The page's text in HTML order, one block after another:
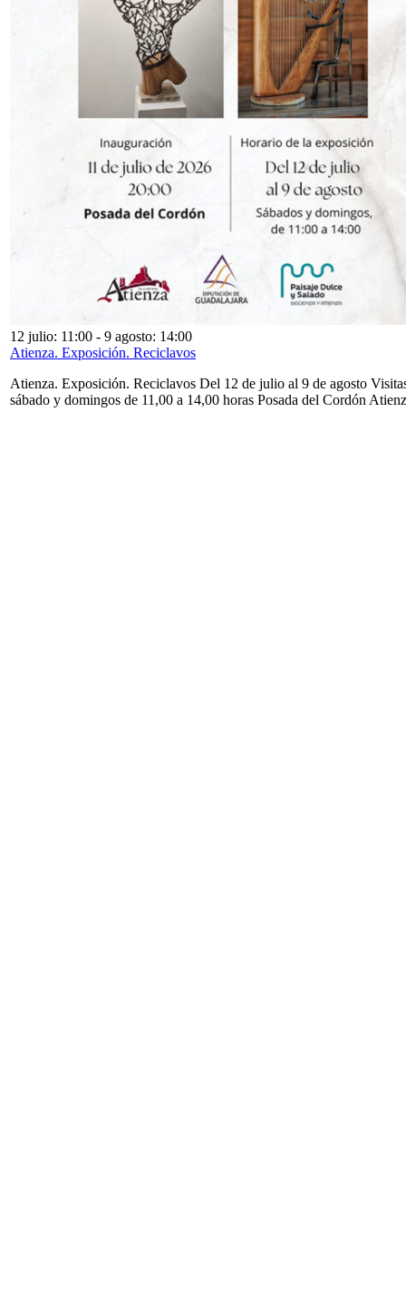
12 julio: 11:00 - 9 agosto: 14:00
Atienza. Exposición. Reciclavos
Atienza. Exposición. Reciclavos Del 12 de julio al 9 de agosto
sábado y domingos de 11,00 a 14,00 horas Posada del Cordón